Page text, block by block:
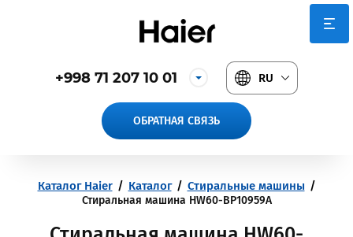
+998 71 207 10 01 RU
ОБРАТНАЯ СВЯЗЬ
Каталог Haier / Каталог / Стиральные машины /
Стиральная машина HW60-BP10959A